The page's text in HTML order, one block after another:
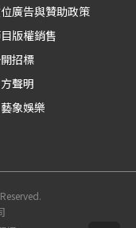
廣告與贊助政策
版權銷售
招標
聲明
象娛樂